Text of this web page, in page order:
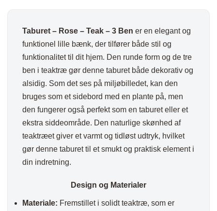
Taburet – Rose – Teak – 3 Ben er en elegant og
funktionel lille bænk, der tilfører både stil og
funktionalitet til dit hjem. Den runde form og de tre
ben i teaktræ gør denne taburet både dekorativ og
alsidig. Som det ses på miljøbilledet, kan den
bruges som et sidebord med en plante på, men
den fungerer også perfekt som en taburet eller et
ekstra siddeområde. Den naturlige skønhed af
teaktræet giver et varmt og tidløst udtryk, hvilket
gør denne taburet til et smukt og praktisk element i
din indretning.
Design og Materialer
Materiale: Fremstillet i solidt teaktræ, som er